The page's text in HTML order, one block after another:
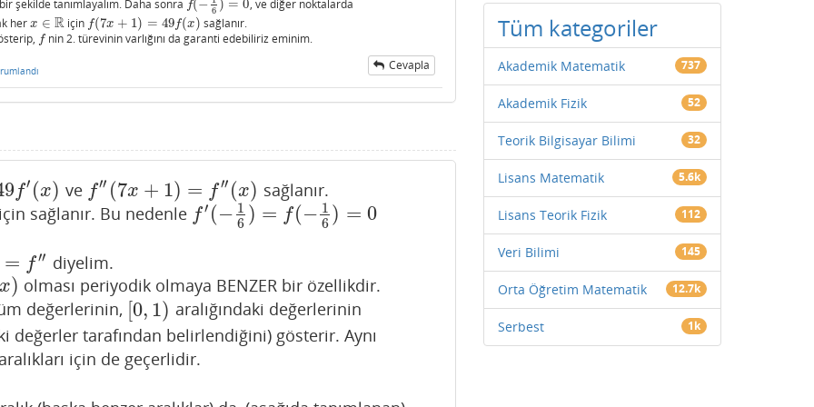
şekilde tanımlayalım. Daha sonra f(− 6 ) = 0
f(−16)=0 , ve diğer noktalarda
herx ∈ R
x∈R için f(7x + 1) = 49f(x)
f(7x+1)= 49f (x)
sağlanır.
f
f nin 2. türevinin varlığını da garanti edebiliriz eminim.
Cevapla
f′ (x) ve f′′ (7x + 1) = f′′ (x)
f″(7x+1 =f″ (x) sağlanır.
için sağlanır. Bu nedenle f′ (− 1
6 ) = f(− 1
6 ) = 0
f′(−16)= f( −16 )=0
= f′′
f″ diyelim.
x) olması periyodik olmaya BENZER bir özellikdir.
değerlerinin, [0, 1)
[0,1)
aralığındaki değerlerinin
değerler tarafından belirlendiğini) gösterir. Aynı
için de geçerlidir.
Tüm kategoriler
Akademik Matematik 737
Akademik Fizik 52
Teorik Bilgisayar Bilimi 32
Lisans Matematik 5.6k
Lisans Teorik Fizik 112
Veri Bilimi 145
Orta Öğretim Matematik 12.7k
Serbest 1k